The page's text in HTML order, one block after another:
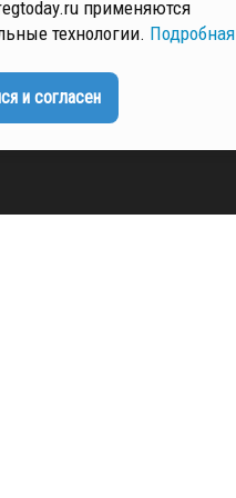
применяются
технологии. Подробная
и согласен